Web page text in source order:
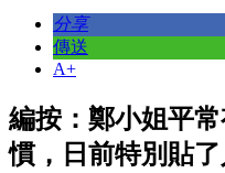
分享
傳送
A+
編按：鄭小姐平
慣，日前特別貼